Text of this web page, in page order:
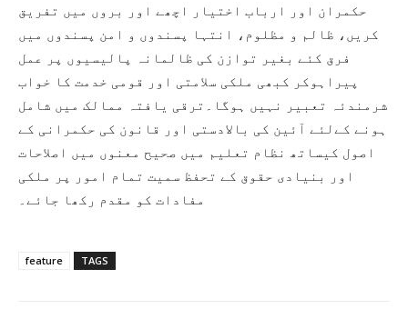
حکمران اور ارباب اختیار اچھے اور بروں میں تفریق
کریں، ظالم و مظلوم، انتہا پسندوں و امن پسندوں میں
فرق کئے بغیر توازن کی ظالمانہ پالیسیوں پر عمل
پیراہوکر کبھی ملکی سلامتی اور قومی خدمت کا خواب
شرمندئہ تعبیر نہیں ہوگا۔ترقی یافتہ ممالک میں شامل
ہونے کےلئے آئین کی بالادستی اور قانون کی حکمرانی کے
اصول کیساتھ نظام تعلیم میں صحیح معنوں میں اصلاحات
اور بنیادی حقوق کے تحفظ سمیت تمام امور پر ملکی
مفادات کو مقدم رکھا جائے۔
TAGS
feature